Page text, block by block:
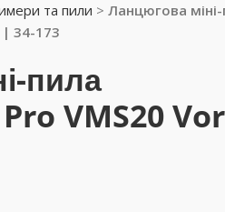
та пили > Ланцюгова
| 34-173
пила
VMS20